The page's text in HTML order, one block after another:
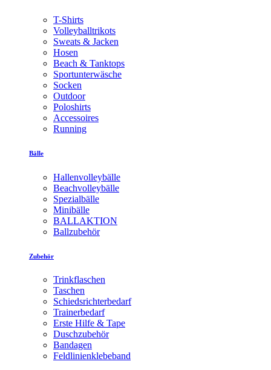
T-Shirts
Volleyballtrikots
Sweats & Jacken
Hosen
Beach & Tanktops
Sportunterwäsche
Socken
Outdoor
Poloshirts
Accessoires
Running
Bälle
Hallenvolleybälle
Beachvolleybälle
Spezialbälle
Minibälle
BALLAKTION
Ballzubehör
Zubehör
Trinkflaschen
Taschen
Schiedsrichterbedarf
Trainerbedarf
Erste Hilfe & Tape
Duschzubehör
Bandagen
Feldlinienklebeband